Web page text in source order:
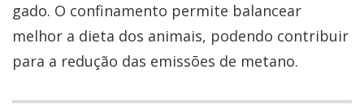
gado. O confinamento permite balancear
melhor a dieta dos animais, podendo contribuir
para a redução das emissões de metano.